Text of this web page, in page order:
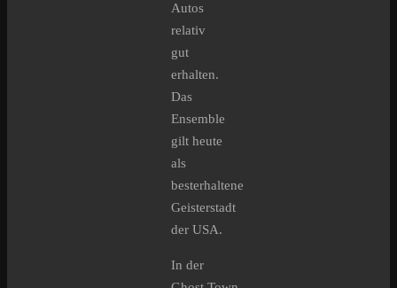
Autos
relativ
gut
erhalten.
Das
Ensemble
gilt heute
als
besterhaltene
Geisterstadt
der USA.
In der